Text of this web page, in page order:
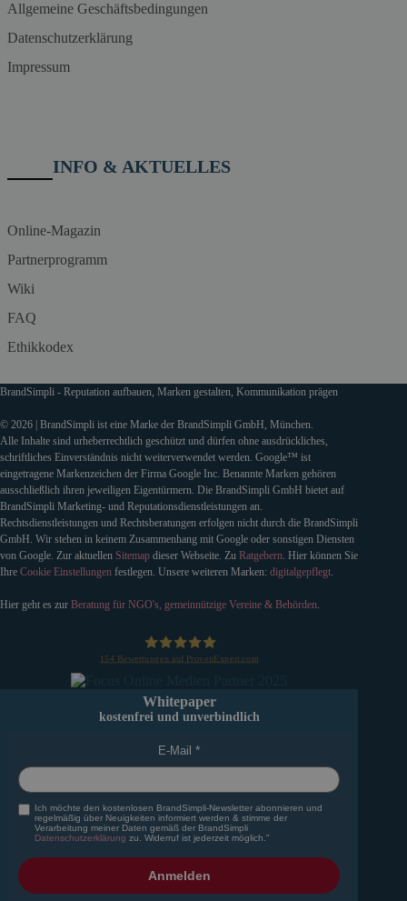
Allgemeine Geschäftsbedingungen
Datenschutzerklärung
Impressum
INFO & AKTUELLES
Online-Magazin
Partnerprogramm
Wiki
FAQ
Ethikkodex
BrandSimpli - Reputation aufbauen, Marken gestalten, Kommunikation prägen
© 2026 | BrandSimpli ist eine Marke der BrandSimpli GmbH, München.
Alle Inhalte sind urheberrechtlich geschützt und dürfen ohne ausdrückliches,
schriftliches Einverständnis nicht weiterverwendet werden. Google™ ist
eingetragene Markenzeichen der Firma Google Inc. Benannte Marken gehören
ausschließlich ihren jeweiligen Eigentürmern. Die BrandSimpli GmbH bietet auf
BrandSimpli Marketing- und Reputationsdienstleistungen an.
Rechtsdienstleistungen und Rechtsberatungen erfolgen nicht durch die BrandSimpli
GmbH. Wir stehen in keinem Zusammenhang mit Google oder sonstigen Diensten
von Google. Zur aktuellen Sitemap dieser Webseite. Zu Ratgebern. Hier können Sie
Ihre Cookie Einstellungen festlegen. Unsere weiteren Marken: digitalgepflegt.
Hier geht es zur Beratung für NGO's, gemeinnützige Vereine & Behörden.
154 Bewertungen auf ProvenExpert.com
Whitepaper
kostenfrei und unverbindlich
E-Mail
Ich möchte den kostenlosen BrandSimpli-Newsletter abonnieren und
regelmäßig über Neuigkeiten informiert werden & stimme der
Verarbeitung meiner Daten gemäß der BrandSimpli
Datenschutzerklärung zu. Widerruf ist jederzeit möglich."
Anmelden